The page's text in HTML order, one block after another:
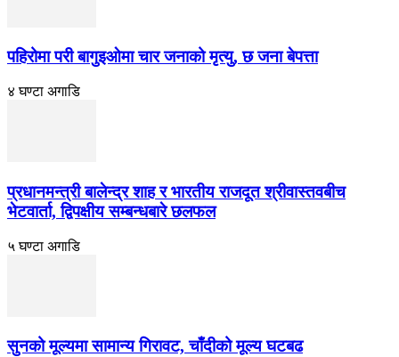
पहिरोमा परी बागुइओमा चार जनाको मृत्यु, छ जना बेपत्ता
४ घण्टा अगाडि
प्रधानमन्त्री बालेन्द्र शाह र भारतीय राजदूत श्रीवास्तवबीच
भेटवार्ता, द्विपक्षीय सम्बन्धबारे छलफल
५ घण्टा अगाडि
सुनको मूल्यमा सामान्य गिरावट, चाँदीको मूल्य घटबढ